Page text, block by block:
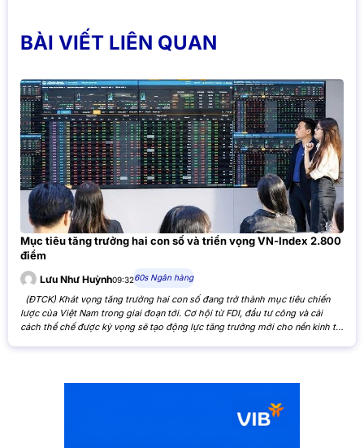
BÀI VIẾT LIÊN QUAN
Mục tiêu tăng trưởng hai con số và triển vọng VN-Index 2.800
điểm
Lưu Như Huỳnh09:3260s Ngân hàng
(ĐTCK) Khát vọng tăng trưởng hai con số đang trở thành mục tiêu chiến
lược của Việt Nam trong giai đoạn tới. Cơ hội từ FDI, đầu tư công và cải
cách thể chế được kỳ vọng sẽ tạo động lực tăng trưởng mới cho nền kinh tế,